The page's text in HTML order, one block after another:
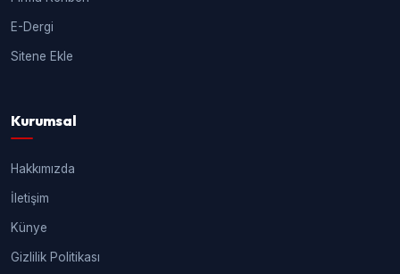
E-Dergi
Sitene Ekle
Kurumsal
Hakkımızda
İletişim
Künye
Gizlilik Politikası